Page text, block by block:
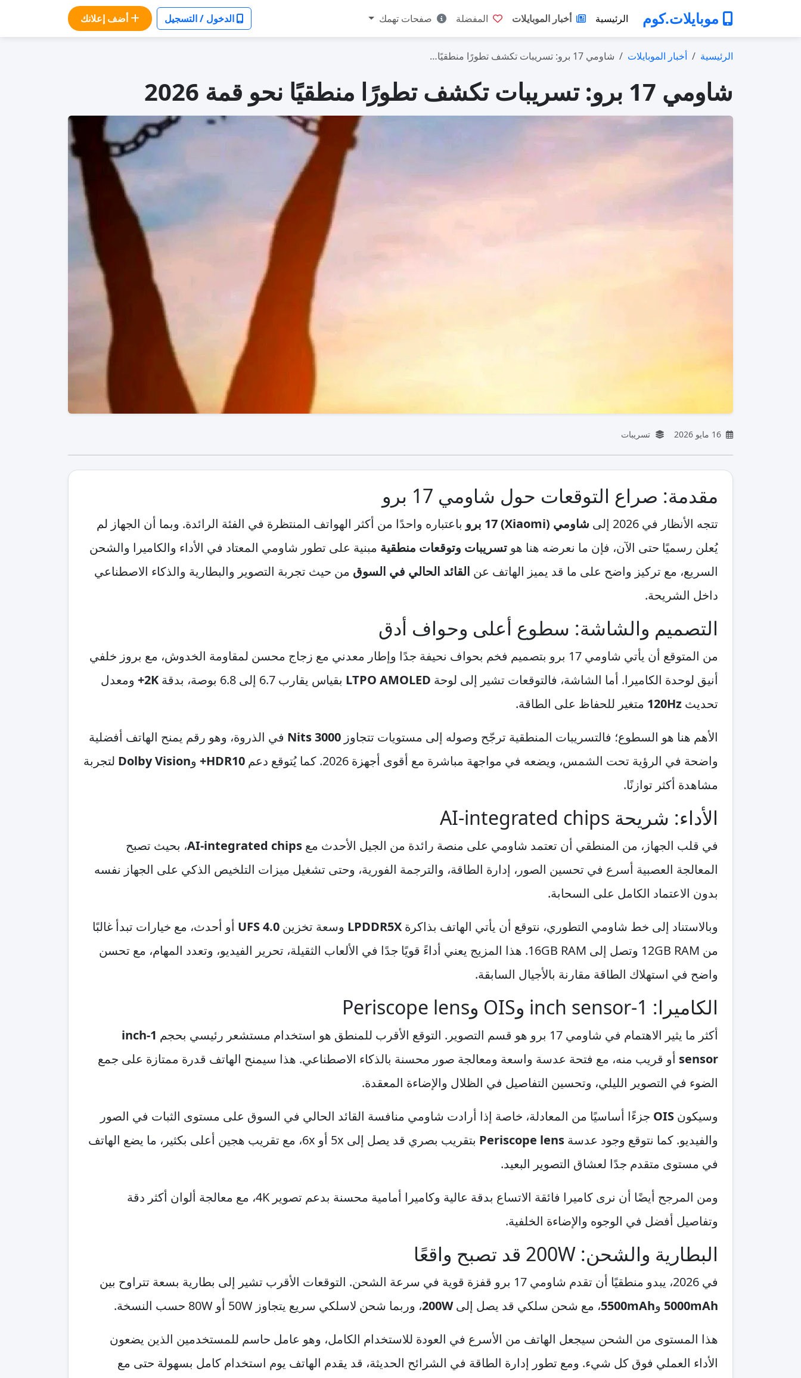
موبايلات.كوم الرئيسية أخبار الموبايلات المفضلة صفحات تهمك الدخول / التسجيل أضف إعلانك
الرئيسية أخبار الموبايلات شاومي 17 برو: تسريبات تكشف تطورًا منطقيًا…
شاومي 17 برو: تسريبات تكشف تطورًا منطقيًا نحو قمة 2026
تسريبات
مقدمة: صراع التوقعات حول شاومي 17 برو
تتجه الأنظار في 2026 إلى شاومي (Xiaomi) 17 برو
باعتباره واحدًا من أكثر الهواتف المنتظرة في الفئة الرائدة. وبما أن الجهاز لم
يُعلن رسميًا حتى الآن، فإن ما نعرضه هنا هو تسريبات وتوقعات منطقية مبنية على تطور شاومي المعتاد في الأداء والكاميرا والشحن
السريع، مع تركيز واضح على ما قد يميز الهاتف عن القائد الحالي في السوق من حيث تجربة التصوير والبطارية والذكاء الاصطناعي
داخل الشريحة.
التصميم والشاشة: سطوع أعلى وحواف أدق
من المتوقع أن يأتي شاومي 17 برو بتصميم فخم بحواف نحيفة جدًا وإطار معدني مع زجاج محسن لمقاومة الخدوش، مع بروز خلفي
أنيق لوحدة الكاميرا. أما الشاشة، فالتوقعات تشير إلى لوحة LTPO AMOLED بقياس يقارب 6.7 إلى 6.8 بوصة، بدقة 2K+
ومعدل
تحديث 120Hz متغير للحفاظ على الطاقة.
الأهم هنا هو السطوع؛ فالتسريبات المنطقية ترجّح وصوله إلى مستويات تتجاوز 3000 Nits
في الذروة، وهو رقم يمنح الهاتف أفضلية
واضحة في الرؤية تحت الشمس، ويضعه في مواجهة مباشرة مع أقوى أجهزة 2026. كما يُتوقع دعم
HDR10+ وDolby Vision لتجربة
مشاهدة أكثر توازنًا.
الأداء: شريحة AI-integrated chips
في قلب الجهاز، من المنطقي أن تعتمد شاومي على منصة رائدة من الجيل الأحدث مع AI-integrated chips، بحيث تصبح
المعالجة العصبية أسرع في تحسين الصور، إدارة الطاقة، والترجمة الفورية، وحتى تشغيل ميزات التلخيص الذكي على الجهاز نفسه
بدون الاعتماد الكامل على السحابة.
وبالاستناد إلى خط شاومي التطوري، نتوقع أن يأتي الهاتف بذاكرة LPDDR5X وسعة تخزين UFS 4.0 أو أحدث، مع خيارات تبدأ غالبًا
من 12GB RAM وتصل إلى 16GB RAM. هذا المزيج يعني أداءً قويًا جدًا في الألعاب الثقيلة، تحرير الفيديو، وتعدد المهام، مع تحسن
واضح في استهلاك الطاقة مقارنة بالأجيال السابقة.
الكاميرا: 1-inch sensor وOIS وPeriscope lens
أكثر ما يثير الاهتمام في شاومي 17 برو هو قسم التصوير. التوقع الأقرب للمنطق هو استخدام مستشعر رئيسي بحجم
1-inch
sensor أو قريب منه، مع فتحة عدسة واسعة ومعالجة صور محسنة بالذكاء الاصطناعي. هذا سيمنح الهاتف قدرة ممتازة على جمع
الضوء في التصوير الليلي، وتحسين التفاصيل في الظلال والإضاءة المعقدة.
وسيكون OIS جزءًا أساسيًا من المعادلة، خاصة إذا أرادت شاومي منافسة القائد الحالي في السوق على مستوى الثبات في الصور
والفيديو. كما نتوقع وجود عدسة Periscope lens
بتقريب بصري قد يصل إلى 5x أو 6x، مع تقريب هجين أعلى بكثير، ما يضع الهاتف
في مستوى متقدم جدًا لعشاق التصوير البعيد.
ومن المرجح أيضًا أن نرى كاميرا فائقة الاتساع بدقة عالية وكاميرا أمامية محسنة بدعم تصوير 4K، مع معالجة ألوان أكثر دقة
وتفاصيل أفضل في الوجوه والإضاءة الخلفية.
البطارية والشحن: 200W قد تصبح واقعًا
في 2026، يبدو منطقيًا أن تقدم شاومي 17 برو قفزة قوية في سرعة الشحن. التوقعات الأقرب تشير إلى بطارية بسعة تتراوح بين
5000mAh و5500mAh، مع شحن سلكي قد يصل إلى200W، وربما شحن لاسلكي سريع يتجاوز 50W أو 80W حسب النسخة.
هذا المستوى من الشحن سيجعل الهاتف من الأسرع في العودة للاستخدام الكامل، وهو عامل حاسم للمستخدمين الذين يضعون
الأداء العملي فوق كل شيء. ومع تطور إدارة الطاقة في الشرائح الحديثة، قد يقدم الهاتف يوم استخدام كامل بسهولة حتى مع